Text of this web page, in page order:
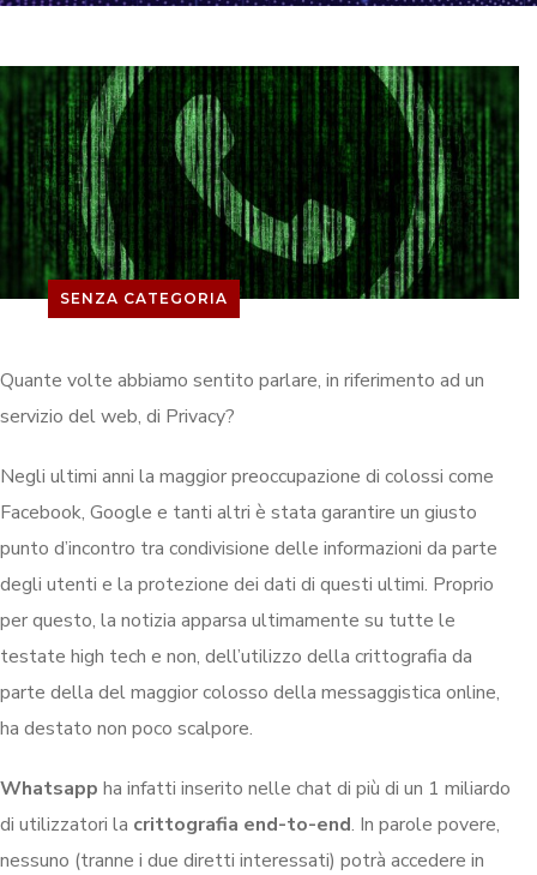
SENZA CATEGORIA
Quante volte abbiamo sentito parlare, in riferimento ad un
servizio del web, di Privacy?
Negli ultimi anni la maggior preoccupazione di colossi come
Facebook, Google e tanti altri è stata garantire un giusto
punto d’incontro tra condivisione delle informazioni da parte
degli utenti e la protezione dei dati di questi ultimi. Proprio
per questo, la notizia apparsa ultimamente su tutte le
testate high tech e non, dell’utilizzo della crittografia da
parte della del maggior colosso della messaggistica online,
ha destato non poco scalpore.
Whatsapp ha infatti inserito nelle chat di più di un 1 miliardo
di utilizzatori la crittografia end-to-end. In parole povere,
nessuno (tranne i due diretti interessati) potrà accedere in